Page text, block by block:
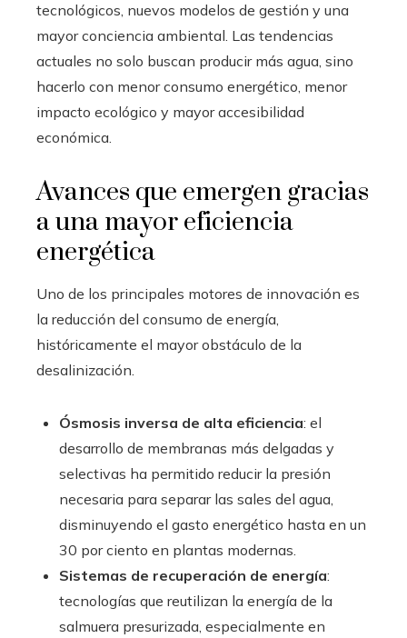
tecnológicos, nuevos modelos de gestión y una
mayor conciencia ambiental. Las tendencias
actuales no solo buscan producir más agua, sino
hacerlo con menor consumo energético, menor
impacto ecológico y mayor accesibilidad
económica.
Avances que emergen gracias
a una mayor eficiencia
energética
Uno de los principales motores de innovación es
la reducción del consumo de energía,
históricamente el mayor obstáculo de la
desalinización.
Ósmosis inversa de alta eficiencia: el
desarrollo de membranas más delgadas y
selectivas ha permitido reducir la presión
necesaria para separar las sales del agua,
disminuyendo el gasto energético hasta en un
30 por ciento en plantas modernas.
Sistemas de recuperación de energía:
tecnologías que reutilizan la energía de la
salmuera presurizada, especialmente en